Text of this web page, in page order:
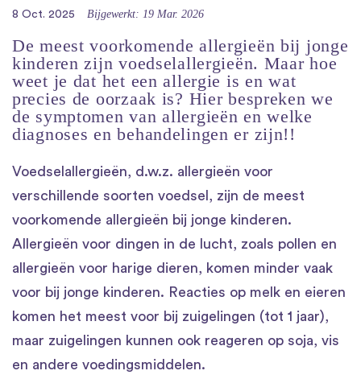
8 Oct. 2025 Bijgewerkt: 19 Mar. 2026
De meest voorkomende allergieën bij jonge
kinderen zijn voedselallergieën. Maar hoe
weet je dat het een allergie is en wat
precies de oorzaak is? Hier bespreken we
de symptomen van allergieën en welke
diagnoses en behandelingen er zijn!!
Voedselallergieën, d.w.z. allergieën voor
verschillende soorten voedsel, zijn de meest
voorkomende allergieën bij jonge kinderen.
Allergieën voor dingen in de lucht, zoals pollen en
allergieën voor harige dieren, komen minder vaak
voor bij jonge kinderen. Reacties op melk en eieren
komen het meest voor bij zuigelingen (tot 1 jaar),
maar zuigelingen kunnen ook reageren op soja, vis
en andere voedingsmiddelen.